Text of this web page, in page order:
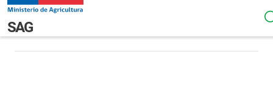
Pasar al contenido principal
Navegación principal
SAGArt. 14 Nº 2, Ley de Presupuesto Nº21.289 del Año 2021.
Asignaciones Subtitulo 24.